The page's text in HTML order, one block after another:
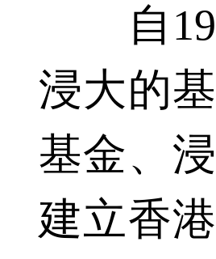
自
浸大的
基金、
建立香